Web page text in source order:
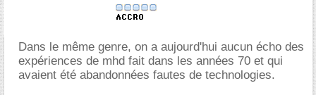
Dans le même genre, on a aujourd'hui aucun écho des
expériences de mhd fait dans les années 70 et qui
avaient été abandonnées fautes de technologies.